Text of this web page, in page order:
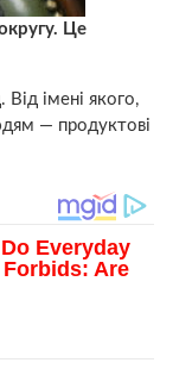
Це
імені якого,
— продуктові